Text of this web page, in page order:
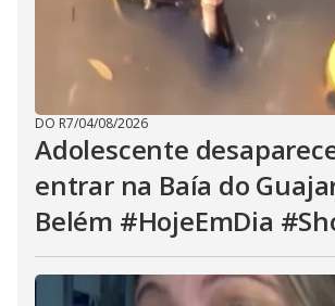
DO R7/04/08/2026
Adolescente
entrar na Baía do
Belém #HojeEmDia